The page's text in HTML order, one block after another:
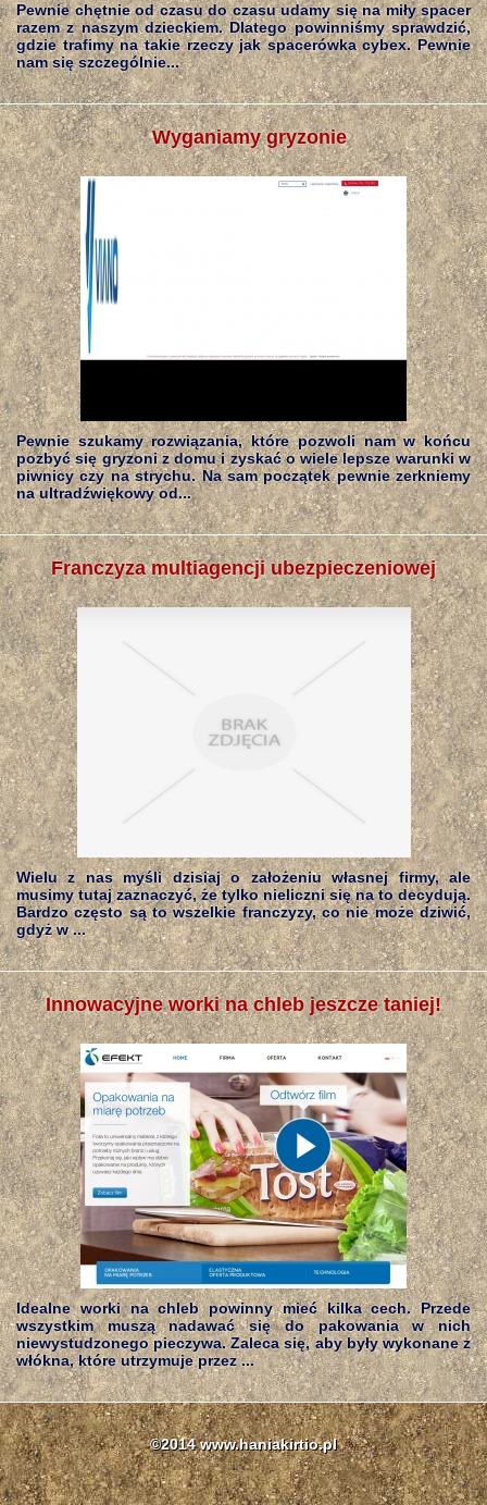
Pewnie chętnie od czasu do czasu udamy się na miły spacer
razem z naszym dzieckiem. Dlatego powinniśmy sprawdzić,
gdzie trafimy na takie rzeczy jak spacerówka cybex. Pewnie
nam się szczególnie...
Wyganiamy gryzonie
Pewnie szukamy rozwiązania, które pozwoli nam w końcu
pozbyć się gryzoni z domu i zyskać o wiele lepsze warunki w
piwnicy czy na strychu. Na sam początek pewnie zerkniemy
na ultradźwiękowy od...
Franczyza multiagencji ubezpieczeniowej
Wielu z nas myśli dzisiaj o założeniu własnej firmy, ale
musimy tutaj zaznaczyć, że tylko nieliczni się na to decydują.
Bardzo często są to wszelkie franczyzy, co nie może dziwić,
gdyż w ...
Innowacyjne worki na chleb jeszcze taniej!
Idealne worki na chleb powinny mieć kilka cech. Przede
wszystkim muszą nadawać się do pakowania w nich
niewystudzonego pieczywa. Zaleca się, aby były wykonane z
włókna, które utrzymuje przez ...
©2014 www.haniakirtio.pl